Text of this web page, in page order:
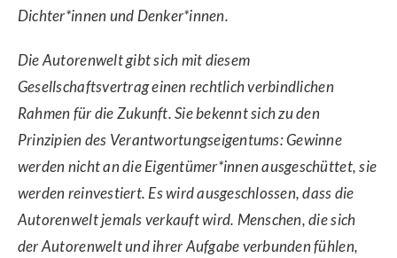
Dichter*innen und Denker*innen.
Die Autorenwelt gibt sich mit diesem
Gesellschaftsvertrag einen rechtlich verbindlichen
Rahmen für die Zukunft. Sie bekennt sich zu den
Prinzipien des Verantwortungseigentums: Gewinne
werden nicht an die Eigentümer*innen ausgeschüttet, sie
werden reinvestiert. Es wird ausgeschlossen, dass die
Autorenwelt jemals verkauft wird. Menschen, die sich
der Autorenwelt und ihrer Aufgabe verbunden fühlen,